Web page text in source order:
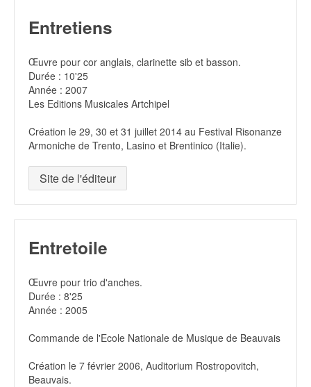
Entretiens
Œuvre pour cor anglais, clarinette sib et basson.
Durée : 10'25
Année : 2007
Les Editions Musicales Artchipel
Création le 29, 30 et 31 juillet 2014 au Festival Risonanze
Armoniche de Trento, Lasino et Brentinico (Italie).
Site de l'éditeur
Entretoile
Œuvre pour trio d'anches.
Durée : 8'25
Année : 2005
Commande de l'Ecole Nationale de Musique de Beauvais
Création le 7 février 2006, Auditorium Rostropovitch,
Beauvais.